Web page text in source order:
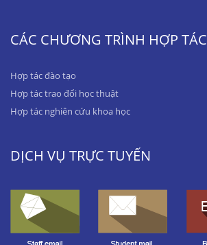
CÁC CHƯƠNG TRÌNH HỢP TÁC
Hợp tác đào tạo
Hợp tác trao đổi học thuật
Hợp tác nghiên cứu khoa học
DỊCH VỤ TRỰC TUYẾN